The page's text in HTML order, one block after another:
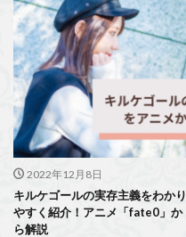
2022年12月8日
キルケゴールの実存主義をわかり
やすく紹介！アニメ「fate0」か
ら解説